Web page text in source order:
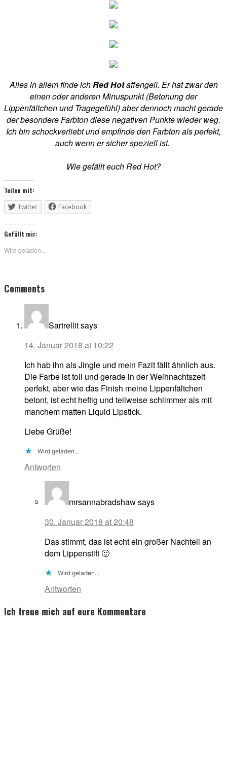
Alles in allem finde ichRed Hotaffengeil. Er hat zwar den
einen oder anderen Minuspunkt (Betonung der
Lippenfältchen und Tragegefühl) aber dennoch macht gerade
der besondere Farbton diese negativen Punkte wieder weg.
Ich bin schockverliebt und empfinde den Farbton als perfekt,
auch wenn er sicher speziell ist.
Wie gefällt euch Red Hot?
Teilen mit:
Twitter
Facebook
Gefällt mir:
Wird geladen...
Reader
Interactions
Comments
Sartrellitsays
14. Januar 2018 at 10:22
Ich hab ihn als Jingle und mein Fazit fällt ähnlich aus.
Die Farbe ist toll und gerade in der Weihnachtszeit
perfekt, aber wie das Finish meine Lippenfältchen
betont, ist echt heftig und teilweise schlimmer als mit
manchem matten Liquid Lipstick.
Liebe Grüße!
Wird geladen...
Antworten
mrsannabradshawsays
30. Januar 2018 at 20:48
Das stimmt, das ist echt ein großer Nachteil an
dem Lippenstift 🙂
Wird geladen...
Antworten
Ich freue mich auf eure Kommentare